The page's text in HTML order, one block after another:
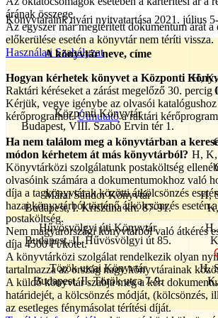
árának összege.
Az egyszer már megtérített dokumentum árát a
előkerülése esetén a könyvtár nem téríti vissza.
Használati Szabályzat
Hogyan kérhetek könyvet a Központi
Raktári kéréseket a zárást megelőző 30. percig
Kérjük, vegye igénybe az olvasói
kérőprogramot.Útmutatóa raktári
Ha nem találom meg a könyvtárban a
módon kérhetem át más könyvtárból?
Könyvtárközi szolgálatunk postaköltség
olvasóink számára a dokumentumokhoz való
díja a tagkönyvtárak közötti átkölcsönzés
hazai könyvtárból történő átkölcsönzés esetén
postaköltség.
Nem magyarországi könyvtárból való átkérés
díja 4500 Ft/kötet.
A könyvtárközi szolgálat rendelkezik olyan
tartalmazza az ország nagy könyvtárainak
A küldő könyvtár szabja meg a kért
határidejét, a kölcsönzés módját, (kölcsönzés,
az esetleges fénymásolat térítési díját.
Könyvtáraink nyári nyitvatartása 2021. július
A könyvtár neve, címe
Központi Könyvtár
Budapest, VIII. Szabó Ervin tér 1.
H, K,
H, K,
Márai Sándor Könyvtár
Budapest, I. Krisztina krt. 87-91.
H,
Hűvösvölgyi úti Könyvtár
Budapest, II. Hűvösvölgyi út 85.
H,
Török utcai Könyvtár
Budapest, II. Török utca 7-9.
H,